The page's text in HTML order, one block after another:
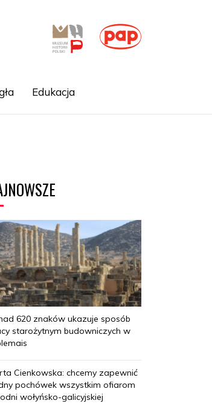
Edukacja
620 znaków ukazuje sposób
starożytnym budowniczych w
Cienkowska: chcemy zapewnić
pochówek wszystkim ofiarom
wołyńsko-galicyjskiej